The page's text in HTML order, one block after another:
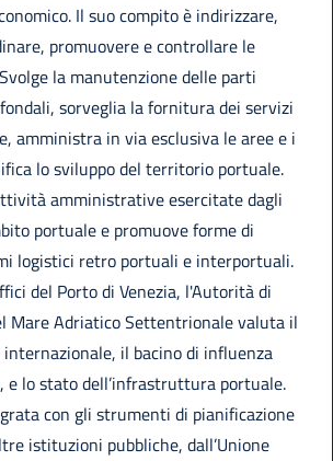
Il suo compito è indirizzare,
promuovere e controllare le
la manutenzione delle parti
sorveglia la fornitura dei servizi
amministra in via esclusiva le aree e i
lo sviluppo del territorio portuale.
amministrative esercitate dagli
portuale e promuove forme di
logistici retro portuali e interportuali.
del Porto di Venezia, l'Autorità di
Mare Adriatico Settentrionale valuta il
il bacino di influenza
e lo stato dell’infrastruttura portuale.
con gli strumenti di pianificazione
istituzioni pubbliche, dall’Unione